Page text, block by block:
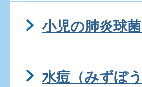
小児の肺炎球
水痘（みずぼ